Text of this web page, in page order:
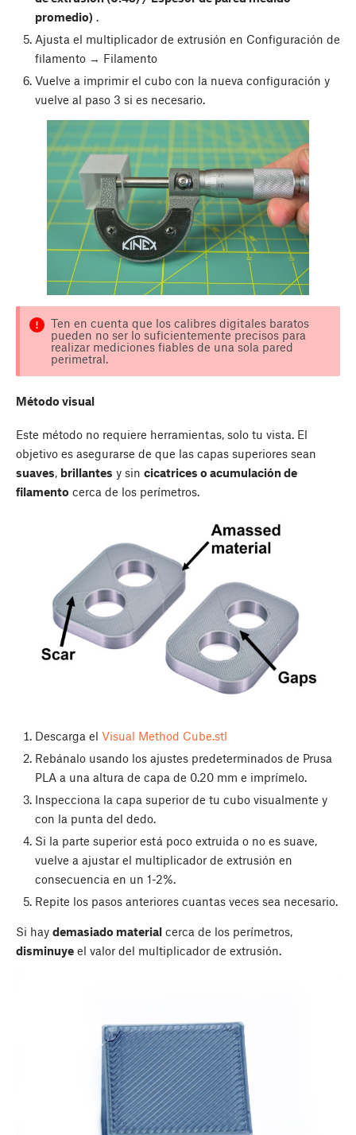
promedio) .
Ajusta el multiplicador de extrusión en Configuración de
filamento → Filamento
Vuelve a imprimir el cubo con la nueva configuración y
vuelve al paso 3 si es necesario.
Ten en cuenta que los calibres digitales baratos
pueden no ser lo suficientemente precisos para
realizar mediciones fiables de una sola pared
perimetral.
Método visual
Este método no requiere herramientas, solo tu vista. El
objetivo es asegurarse de que las capas superiores sean
suaves, brillantes y sin cicatrices o acumulación de
filamento cerca de los perímetros.
Descarga el Visual Method Cube.stl
Rebánalo usando los ajustes predeterminados de Prusa
PLA a una altura de capa de 0.20 mm e imprímelo.
Inspecciona la capa superior de tu cubo visualmente y
con la punta del dedo.
Si la parte superior está poco extruida o no es suave,
vuelve a ajustar el multiplicador de extrusión en
consecuencia en un 1-2%.
Repite los pasos anteriores cuantas veces sea necesario.
Si hay demasiado material cerca de los perímetros,
disminuye el valor del multiplicador de extrusión.